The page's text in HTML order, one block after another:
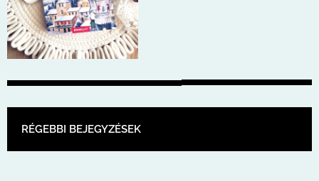
BEJEGYZÉS NAVIGÁCIÓ
RÉGEBBI BEJEGYZÉSEK